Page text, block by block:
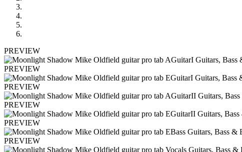
PREVIEW
PREVIEW
PREVIEW
PREVIEW
PREVIEW
PREVIEW